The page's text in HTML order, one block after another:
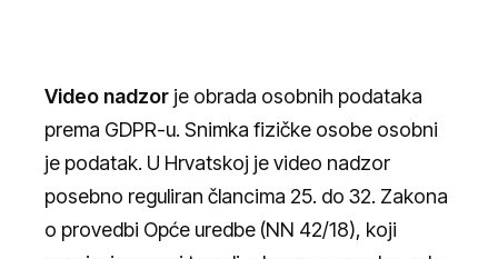
Video nadzor je obrada osobnih podataka
prema GDPR-u. Snimka fizičke osobe osobni
je podatak. U Hrvatskoj je video nadzor
posebno reguliran člancima 25. do 32. Zakona
o provedbi Opće uredbe (NN 42/18), koji